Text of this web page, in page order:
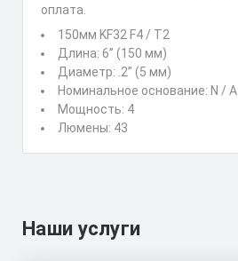
оплата.
150мм KF32 F4 / T2
Длина: 6” (150 мм)
Диаметр: .2” (5 мм)
Номинальное основание: N / A
Мощность: 4
Люмены: 43
Наши услуги